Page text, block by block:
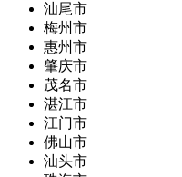
汕尾市
梅州市
惠州市
肇庆市
茂名市
湛江市
江门市
佛山市
汕头市